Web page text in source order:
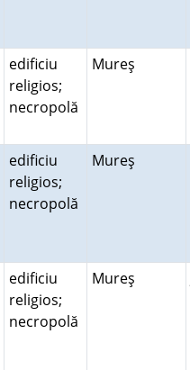
edificiu
religios;
necropolă
Mureş
edificiu
religios;
necropolă
Mureş
edificiu
religios;
necropolă
Mureş